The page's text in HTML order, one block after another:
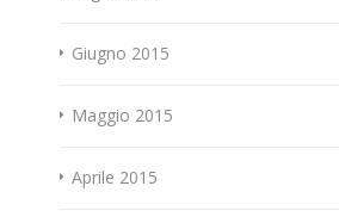
Giugno 2015
Maggio 2015
Aprile 2015